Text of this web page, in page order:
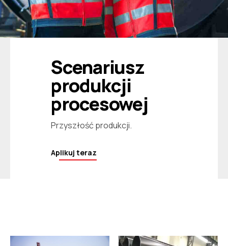
Scenariusz
produkcji
procesowej
Przyszłość produkcji.
Aplikuj teraz